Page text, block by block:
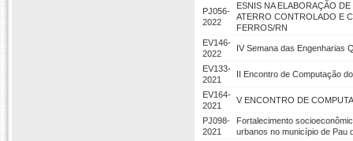
PJ056-
2022
ESNIS NA ELABORAÇÃO
ATERRO CONTROLADO E
FERROS/RN
EV146-
2022
IV Semana das Engenharias
EV133-
2021
II Encontro de Computação
EV164-
2021
V ENCONTRO DE
PJ098-
2021
Fortalecimento
urbanos no município de Pau